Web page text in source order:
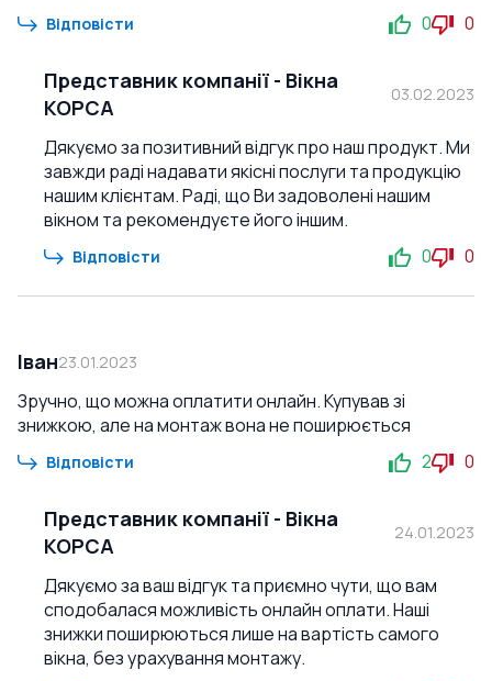
Відповісти 0 0
Представник компанії - Вікна
КОРСА
03.02.2023
Дякуємо за позитивний відгук про наш продукт. Ми
завжди раді надавати якісні послуги та продукцію
нашим клієнтам. Раді, що Ви задоволені нашим
вікном та рекомендуєте його іншим.
Відповісти 0 0
Іван23.01.2023
Зручно, що можна оплатити онлайн. Купував зі
знижкою, але на монтаж вона не поширюється
Відповісти 2 0
Представник компанії - Вікна
КОРСА
24.01.2023
Дякуємо за ваш відгук та приємно чути, що вам
сподобалася можливість онлайн оплати. Наші
знижки поширюються лише на вартість самого
вікна, без урахування монтажу.